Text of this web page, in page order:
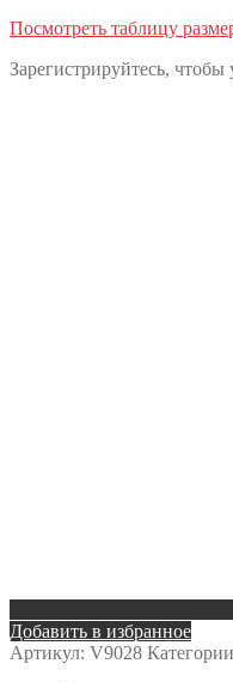
Посмотреть таблицу
Зарегистрируйтесь, чтобы
Добавить в избранное
Артикул: V9028